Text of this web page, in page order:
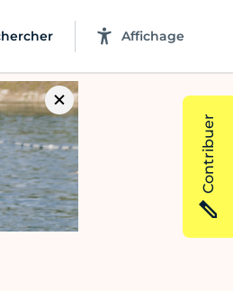
Affichage
Contribuer